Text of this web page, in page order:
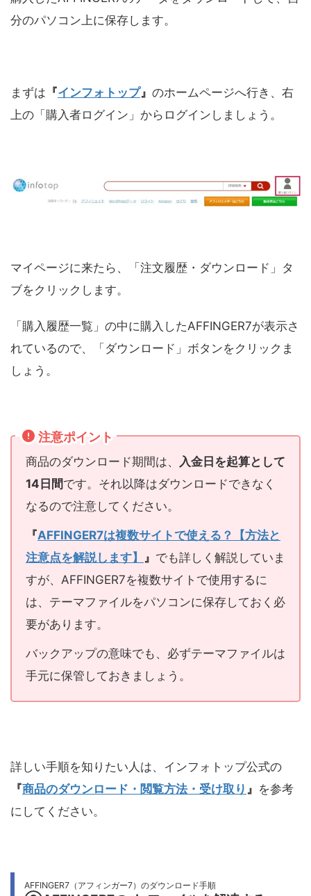
分のパソコン上に保存します。
まずは 『インフォトップ』 のホームページへ行き、右
上の「購入者ログイン」からログインしましょう。
マイページに来たら、「注文履歴・ダウンロード」タ
ブをクリックします。
「購入履歴一覧」の中に購入したAFFINGER7が表示さ
れているので、「ダウンロード」ボタンをクリックま
しょう。
注意ポイント
商品のダウンロード期間は、 入金日を起算として
14日間です。それ以降はダウンロードできなく
なるので注意してください。
『AFFINGER7は複数サイトで使える？【方法と
注意点を解説します】 』 でも詳しく解説していま
すが、AFFINGER7を複数サイトで使用するに
は、テーマファイルをパソコンに保存しておく必
要があります。
バックアップの意味でも、必ずテーマファイルは
手元に保管しておきましょう。
詳しい手順を知りたい人は、インフォトップ公式の
『商品のダウンロード・閲覧方法・受け取り 』 を参考
にしてください。
AFFINGER7（アフィンガー7）のダウンロード手順